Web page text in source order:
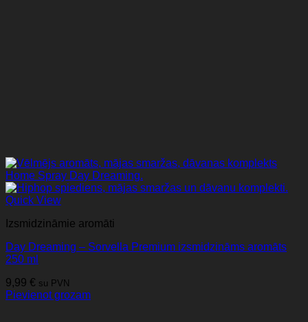
Quick View
Izsmidzināmie aromāti
Day Dreaming – Sorvella Premium izsmidzināms aromāts
250 ml
9,99 € su PVN
Pievienot grozam